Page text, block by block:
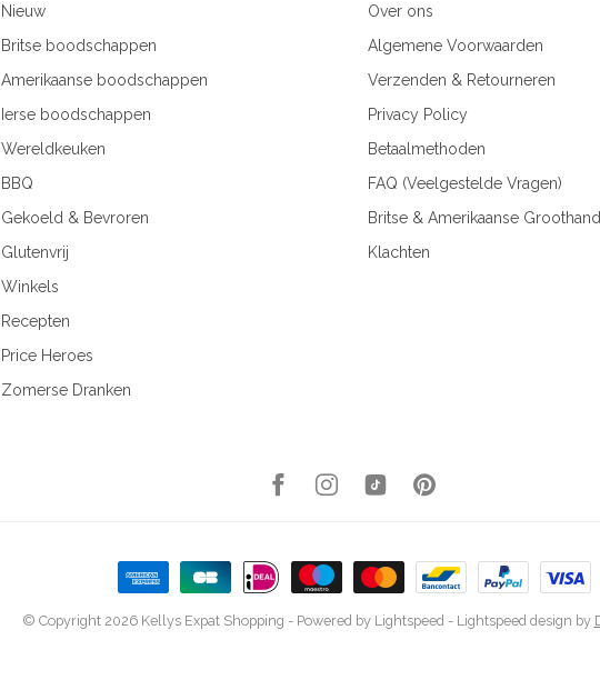
Nieuw
Britse boodschappen
Amerikaanse boodschappen
Ierse boodschappen
Wereldkeuken
BBQ
Gekoeld & Bevroren
Glutenvrij
Winkels
Recepten
Price Heroes
Zomerse Dranken
Over ons
Algemene Voorwaarden
Verzenden & Retourneren
Privacy Policy
Betaalmethoden
FAQ (Veelgestelde Vragen)
Britse & Amerikaanse
Klachten
© Copyright 2026 Kellys Expat Shopping - Powered by Lightspeed - Lightspeed design by